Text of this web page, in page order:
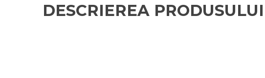
DESCRIEREA PRODUSULUI